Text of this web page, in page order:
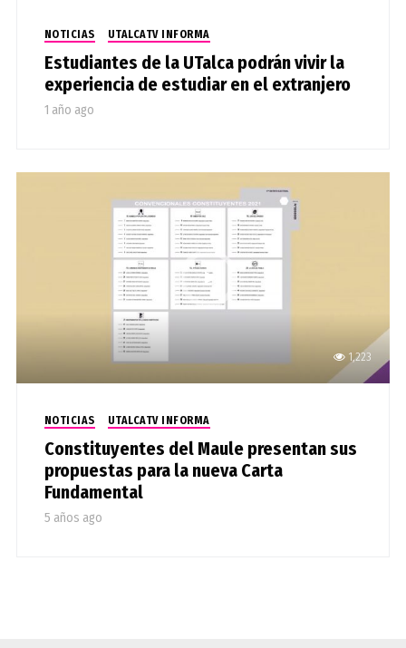
NOTICIAS UTALCATV INFORMA
Estudiantes de la UTalca podrán vivir la
experiencia de estudiar en el extranjero
1 año ago
1,223
NOTICIAS UTALCATV INFORMA
Constituyentes del Maule presentan sus
propuestas para la nueva Carta
Fundamental
5 años ago